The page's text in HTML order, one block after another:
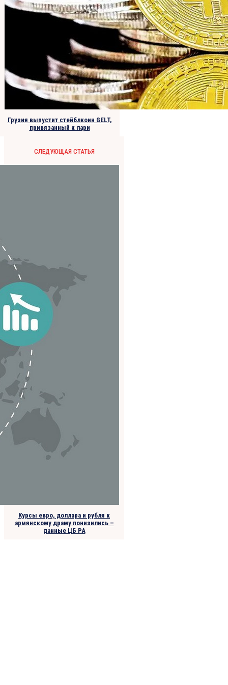
Грузия выпустит стейблкоин GELT,
привязанный к лари
СЛЕДУЮЩАЯ СТАТЬЯ
Курсы евро, доллара и рубля к
армянскому драму понизились –
данные ЦБ РА